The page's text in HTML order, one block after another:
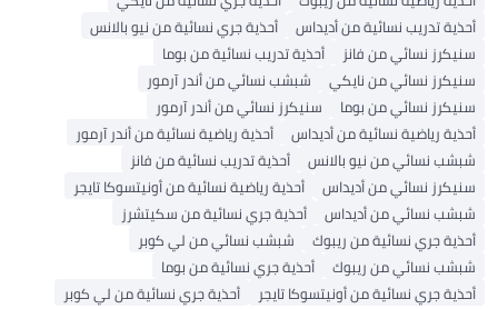
أحذية تدريب نسائية من أديداس
أحذية جري نسائية من نيو بالانس
سنيكرز نسائي من فانز
أحذية تدريب نسائية من بوما
سنيكرز نسائي من نايكي
شبشب نسائي من أندر آرمور
سنيكرز نسائي من بوما
سنيكرز نسائي من أندر آرمور
أحذية رياضية نسائية من أديداس
أحذية رياضية نسائية من أندر آرمور
شبشب نسائي من نيو بالانس
أحذية تدريب نسائية من فانز
سنيكرز نسائي من أديداس
أحذية رياضية نسائية من أونيتسوكا تايجر
شبشب نسائي من أديداس
أحذية جري نسائية من سكيتشرز
أحذية جري نسائية من ريبوك
شبشب نسائي من لي كوبر
شبشب نسائي من ريبوك
أحذية جري نسائية من بوما
أحذية جري نسائية من أونيتسوكا تايجر
أحذية جري نسائية من لي كوبر